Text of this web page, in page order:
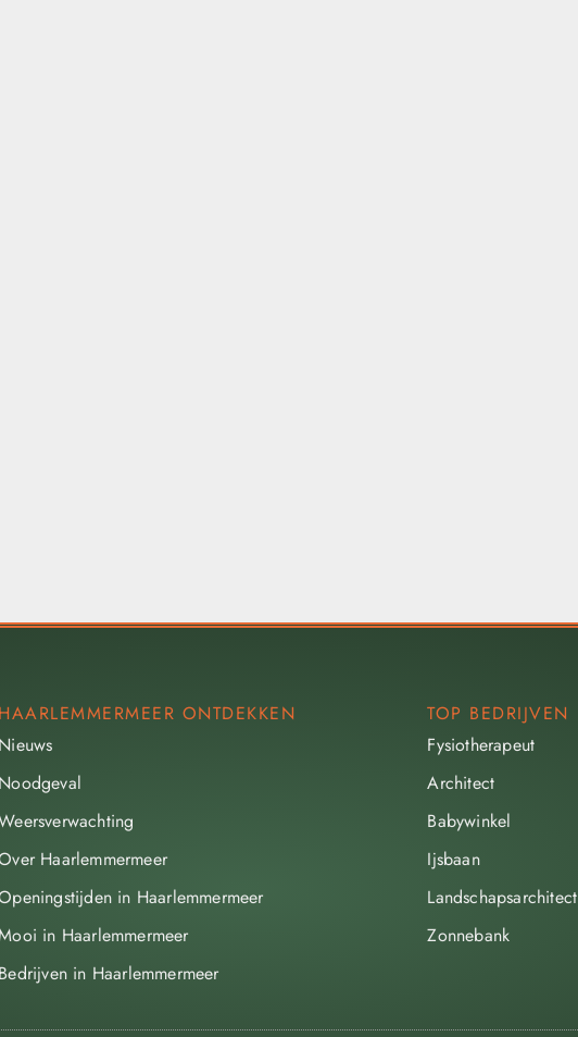
HAARLEMMERMEER ONTDEKKEN
Nieuws
Noodgeval
Haarlemmermeer
in Haarlemmermeer
in Haarlemmermeer
Bedrijven in Haarlemmermeer
TOP BEDRIJVEN
Fysiotherapeut
Architect
Babywinkel
Ijsbaan
Landschapsarchitect
Zonnebank